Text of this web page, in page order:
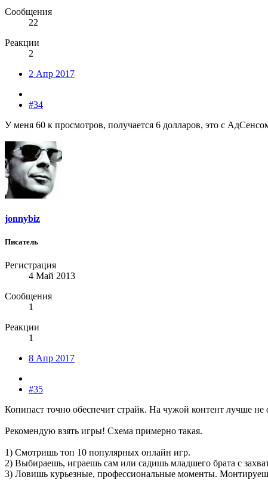
Сообщения
22
Реакции
2
2 Апр 2017
#34
У меня 60 к просмотров, получается 6 долларов, это с
jonnybiz
Писатель
Регистрация
4 Май 2013
Сообщения
1
Реакции
1
8 Апр 2017
#35
Копипаст точно обеспечит страйк. На чужой контент лучше
Рекомендую взять игры! Схема примерно такая.
1) Смотришь топ 10 популярных онлайн игр.
2) Выбираешь, играешь сам или садишь младшего брата с
3) Ловишь курьезные, профессиональные моменты.